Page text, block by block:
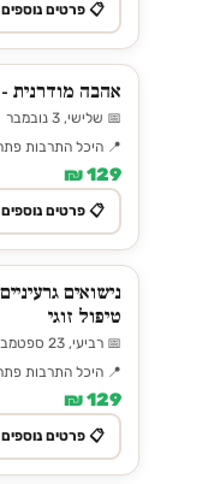
📋 פרטים נוספים
אהבה מודרנית
📅 שלישי, 3 נובמבר ⏰ 20:30
📍 היכל התרבות
129 ₪
📋 פרטים נוספים
נישואים
טיפול זוגי
📅 רביעי, 23 ספטמבר ⏰ 20:30
📍 היכל התרבות
129 ₪
📋 פרטים נוספים